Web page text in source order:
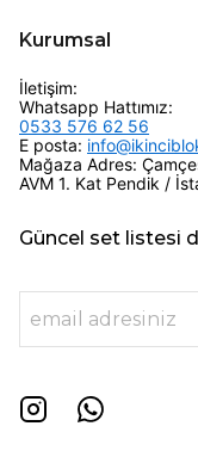
Kurumsal
İletişim:
Whatsapp Hattımız:
0533 576 62 56
E posta:
Mağaza Adres:
AVM 1. Kat Pendik /
Güncel set listesi